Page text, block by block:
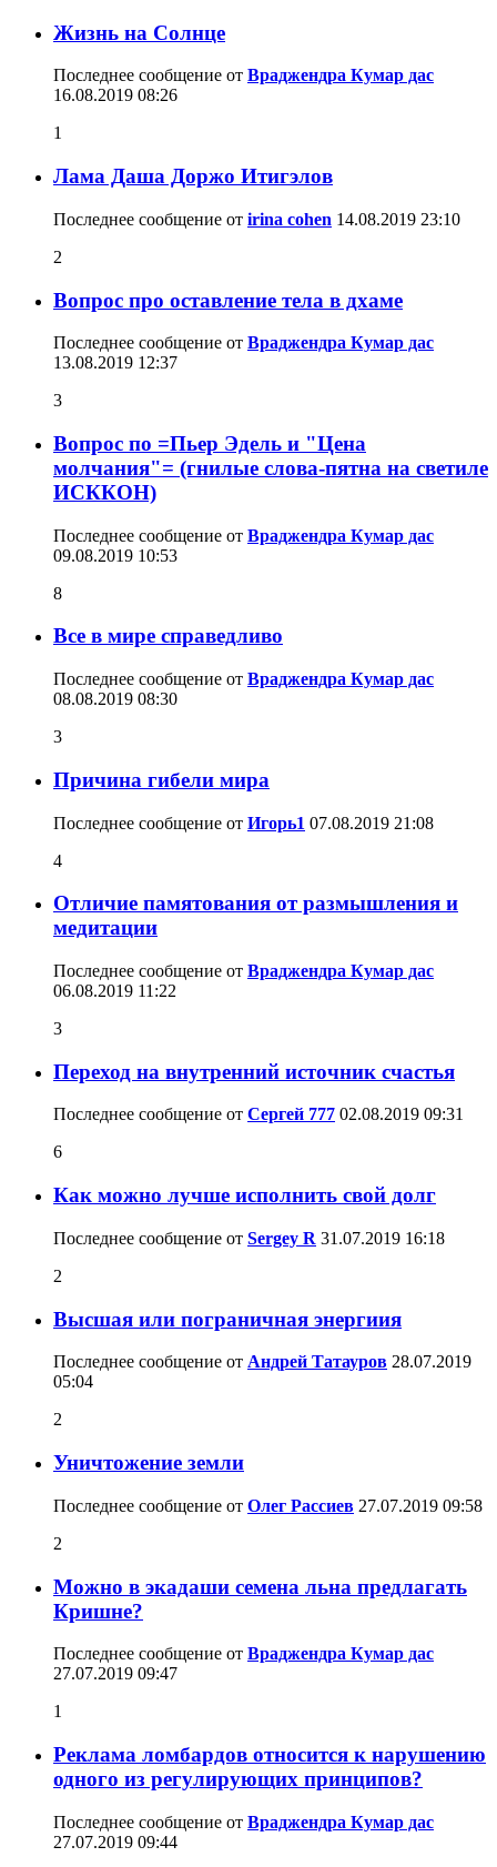
Жизнь на Солнце
Последнее сообщение от Враджендра Кумар дас
16.08.2019 08:26
1
Лама Даша Доржо Итигэлов
Последнее сообщение от irina cohen 14.08.2019 23:10
2
Вопрос про оставление тела в дхаме
Последнее сообщение от Враджендра Кумар дас
13.08.2019 12:37
3
Вопрос по =Пьер Эдель и "Цена
молчания"= (гнилые слова-пятна на светиле
ИСККОН)
Последнее сообщение от Враджендра Кумар дас
09.08.2019 10:53
8
Все в мире справедливо
Последнее сообщение от Враджендра Кумар дас
08.08.2019 08:30
3
Причина гибели мира
Последнее сообщение от Игорь1 07.08.2019 21:08
4
Отличие памятования от размышления и
медитации
Последнее сообщение от Враджендра Кумар дас
06.08.2019 11:22
3
Переход на внутренний источник счастья
Последнее сообщение от Сергей 777 02.08.2019 09:31
6
Как можно лучше исполнить свой долг
Последнее сообщение от Sergey R 31.07.2019 16:18
2
Высшая или пограничная энергиия
Последнее сообщение от Андрей Татауров 28.07.2019
05:04
2
Уничтожение земли
Последнее сообщение от Олег Рассиев 27.07.2019 09:58
2
Можно в экадаши семена льна предлагать
Кришне?
Последнее сообщение от Враджендра Кумар дас
27.07.2019 09:47
1
Реклама ломбардов относится к нарушению
одного из регулирующих принципов?
Последнее сообщение от Враджендра Кумар дас
27.07.2019 09:44